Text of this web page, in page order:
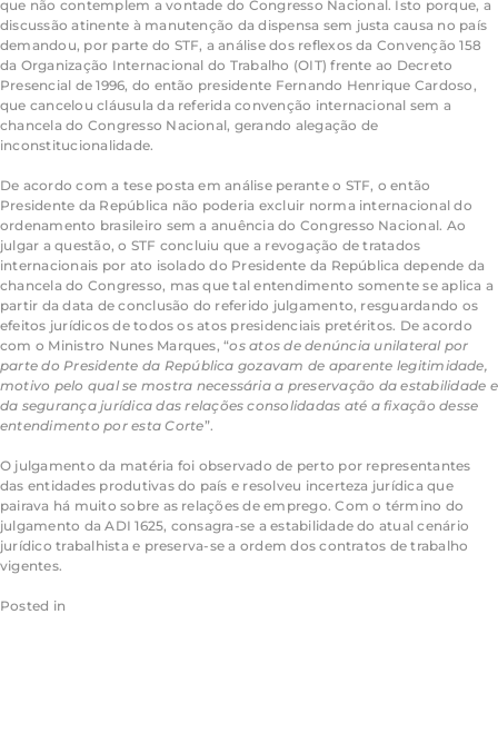
que não contemplem a vontade do Congresso Nacional. Isto porque, a
discussão atinente à manutenção da dispensa sem justa causa no país
demandou, por parte do STF, a análise dos reflexos da Convenção 158
da Organização Internacional do Trabalho (OIT) frente ao Decreto
Presencial de 1996, do então presidente Fernando Henrique Cardoso,
que cancelou cláusula da referida convenção internacional sem a
chancela do Congresso Nacional, gerando alegação de
inconstitucionalidade.
De acordo com a tese posta em análise perante o STF, o então
Presidente da República não poderia excluir norma internacional do
ordenamento brasileiro sem a anuência do Congresso Nacional. Ao
julgar a questão, o STF concluiu que a revogação de tratados
internacionais por ato isolado do Presidente da República depende da
chancela do Congresso, mas que tal entendimento somente se aplica a
partir da data de conclusão do referido julgamento, resguardando os
efeitos jurídicos de todos os atos presidenciais pretéritos. De acordo
com o Ministro Nunes Marques, “os atos de denúncia unilateral por
parte do Presidente da República gozavam de aparente legitimidade,
motivo pelo qual se mostra necessária a preservação da estabilidade e
da segurança jurídica das relações consolidadas até a fixação desse
entendimento por esta Corte”.
O julgamento da matéria foi observado de perto por representantes
das entidades produtivas do país e resolveu incerteza jurídica que
pairava há muito sobre as relações de emprego. Com o término do
julgamento da ADI 1625, consagra-se a estabilidade do atual cenário
jurídico trabalhista e preserva-se a ordem dos contratos de trabalho
vigentes.
Posted in